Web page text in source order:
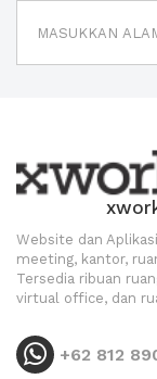
Website dan
meeting, kantor,
Tersedia ribuan
virtual office, dan
+62 812